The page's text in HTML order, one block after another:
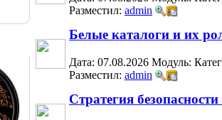
Разместил: admin
Белые каталоги и их
Дата: 07.08.2026 Модуль:
Разместил: admin
Стратегия